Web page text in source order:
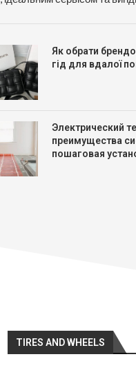
Як обрати
гід для вдалої
Электрический
преимущества
пошаговая
TIRES AND WHEELS